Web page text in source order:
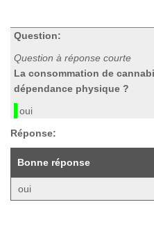
Question:
Question à réponse courte
La consommation de
dépendance physique ?
oui
Réponse:
Bonne réponse
oui